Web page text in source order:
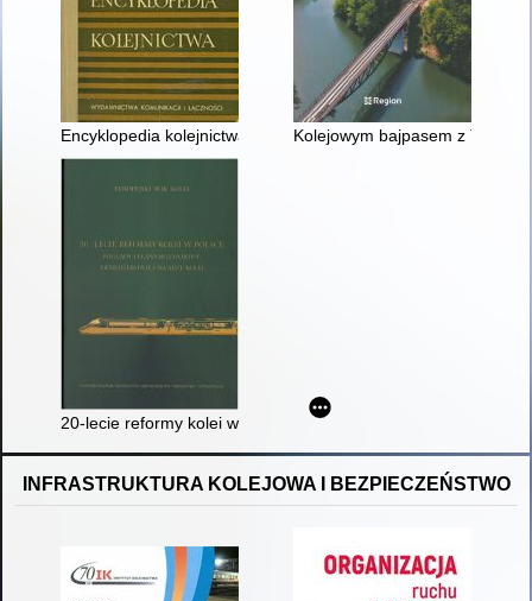
Encyklopedia kolejnictwa Kolejowym bajpasem z
20-lecie reformy kolei w Polsce : poglądy i plany rozwojowe :
INFRASTRUKTURA KOLEJOWA I BEZPIECZEŃSTWO